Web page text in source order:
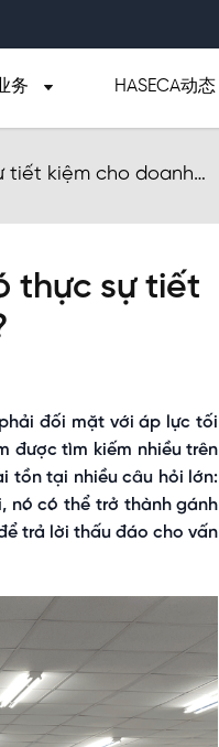
务 HASECA动态
tiết kiệm cho doanh
thực sự tiết
đối mặt với áp lực tối
được tìm kiếm nhiều trên
tồn tại nhiều câu hỏi lớn:
nó có thể trở thành gánh
trả lời thấu đáo cho vấn